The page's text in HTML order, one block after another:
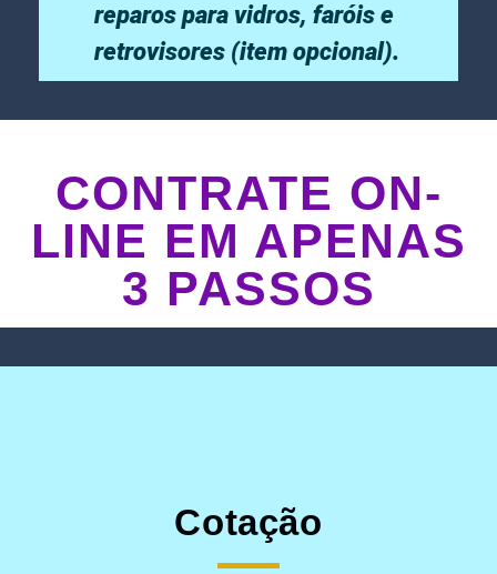
reparos para vidros, faróis e
retrovisores (item opcional).
CONTRATE ON-
LINE EM APENAS
3 PASSOS
Cotação